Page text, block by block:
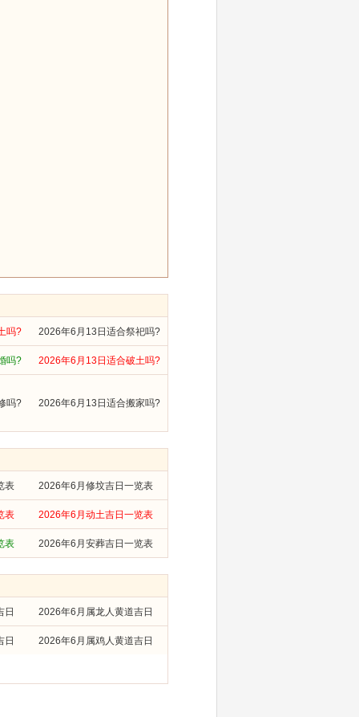
吗? 2026年6月13日适合祭祀吗?
吗? 2026年6月13日适合破土吗?
吗? 2026年6月13日适合搬家吗?
表 2026年6月修坟吉日一览表
表 2026年6月动土吉日一览表
表 2026年6月安葬吉日一览表
日 2026年6月属龙人黄道吉日
日 2026年6月属鸡人黄道吉日